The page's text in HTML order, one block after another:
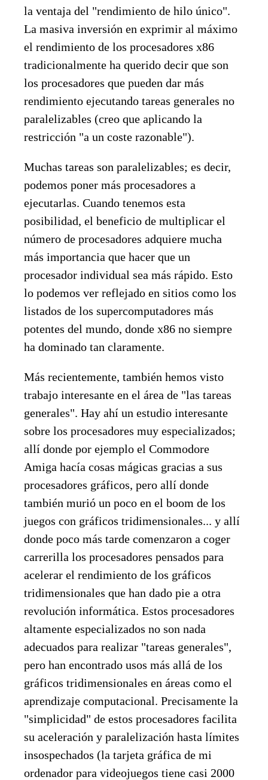
la ventaja del "rendimiento de hilo único".
La masiva inversión en exprimir al máximo
el rendimiento de los procesadores x86
tradicionalmente ha querido decir que son
los procesadores que pueden dar más
rendimiento ejecutando tareas generales no
paralelizables (creo que aplicando la
restricción "a un coste razonable").
Muchas tareas son paralelizables; es decir,
podemos poner más procesadores a
ejecutarlas. Cuando tenemos esta
posibilidad, el beneficio de multiplicar el
número de procesadores adquiere mucha
más importancia que hacer que un
procesador individual sea más rápido. Esto
lo podemos ver reflejado en sitios como los
listados de los supercomputadores más
potentes del mundo, donde x86 no siempre
ha dominado tan claramente.
Más recientemente, también hemos visto
trabajo interesante en el área de "las tareas
generales". Hay ahí un estudio interesante
sobre los procesadores muy especializados;
allí donde por ejemplo el Commodore
Amiga hacía cosas mágicas gracias a sus
procesadores gráficos, pero allí donde
también murió un poco en el boom de los
juegos con gráficos tridimensionales... y allí
donde poco más tarde comenzaron a coger
carrerilla los procesadores pensados para
acelerar el rendimiento de los gráficos
tridimensionales que han dado pie a otra
revolución informática. Estos procesadores
altamente especializados no son nada
adecuados para realizar "tareas generales",
pero han encontrado usos más allá de los
gráficos tridimensionales en áreas como el
aprendizaje computacional. Precisamente la
"simplicidad" de estos procesadores facilita
su aceleración y paralelización hasta límites
insospechados (la tarjeta gráfica de mi
ordenador para videojuegos tiene casi 2000